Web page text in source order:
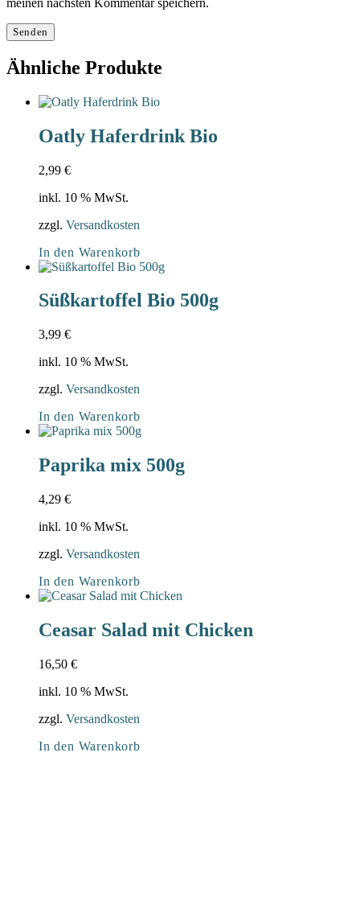
meinen nächsten Kommentar speichern.
Ähnliche Produkte
Oatly Haferdrink Bio
2,99 €
inkl. 10 % MwSt.
zzgl. Versandkosten
In den Warenkorb
Süßkartoffel Bio 500g
3,99 €
inkl. 10 % MwSt.
zzgl. Versandkosten
In den Warenkorb
Paprika mix 500g
4,29 €
inkl. 10 % MwSt.
zzgl. Versandkosten
In den Warenkorb
Ceasar Salad mit Chicken
16,50 €
inkl. 10 % MwSt.
zzgl. Versandkosten
In den Warenkorb